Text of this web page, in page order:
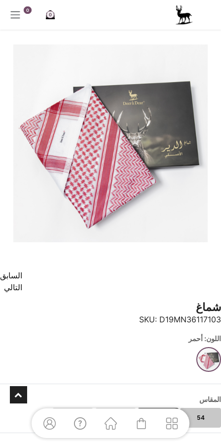
تخطي للذهاب إلى المحتوى
0
0
السابق
التالي
شماغ
SKU: D19MN36117103
اللون: أحمر
المقاس
54
58
60